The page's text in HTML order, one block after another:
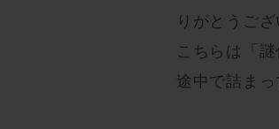
りがとうござ
こちらは「
途中で詰ま